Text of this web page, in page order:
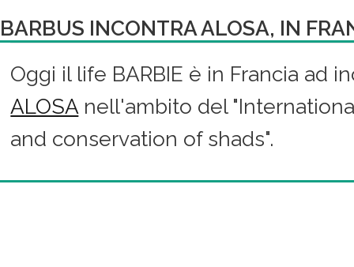
BARBUS INCONTRA ALOSA, IN
Oggi il life BARBIE è in Francia ad
ALOSAnell'ambito del
and conservation of shads".